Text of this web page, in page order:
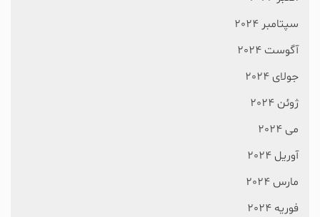
سپتامبر 2024
آگوست 2024
جولای 2024
ژوئن 2024
می 2024
آوریل 2024
مارس 2024
فوریه 2024